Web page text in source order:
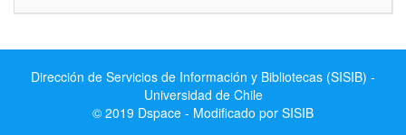
Dirección de Servicios de Información y Bibliotecas (SISIB) -
Universidad de Chile
© 2019 Dspace - Modificado por SISIB